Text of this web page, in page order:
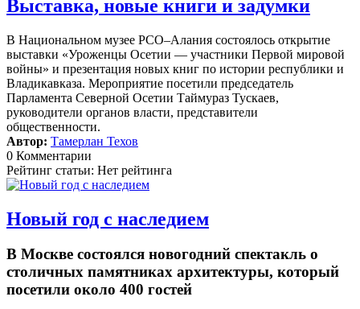
Выставка, новые книги и задумки
В Национальном музее РСО–Алания состоялось открытие
выставки «Уроженцы Осетии — участники Первой мировой
войны» и презентация новых книг по истории республики и
Владикавказа. Мероприятие посетили председатель
Парламента Северной Осетии Таймураз Тускаев,
руководители органов власти, представители
общественности.
Автор: Тамерлан Техов
0 Комментарии
Рейтинг статьи: Нет рейтинга
Новый год с наследием
В Москве состоялся новогодний спектакль о
столичных памятниках архитектуры, который
посетили около 400 гостей